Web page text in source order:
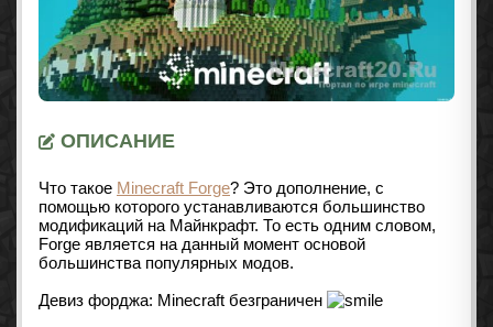
ОПИСАНИЕ
Что такое Minecraft Forge? Это дополнение, с
помощью которого устанавливаются большинство
модификаций на Майнкрафт. То есть одним словом,
Forge является на данный момент основой
большинства популярных модов.
Девиз форджа: Minecraft безграничен